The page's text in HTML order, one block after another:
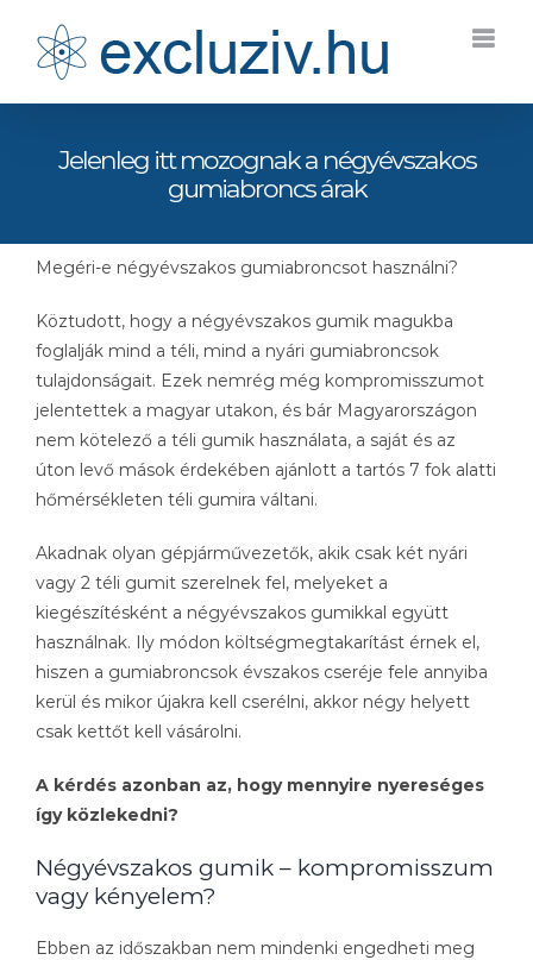
Jelenleg itt mozognak a négyévszakos
gumiabroncs árak
Megéri-e négyévszakos gumiabroncsot használni?
Köztudott, hogy a négyévszakos gumik magukba
foglalják mind a téli, mind a nyári gumiabroncsok
tulajdonságait. Ezek nemrég még kompromisszumot
jelentettek a magyar utakon, és bár Magyarországon
nem kötelező a téli gumik használata, a saját és az
úton levő mások érdekében ajánlott a tartós 7 fok alatti
hőmérsékleten téli gumira váltani.
Akadnak olyan gépjárművezetők, akik csak két nyári
vagy 2 téli gumit szerelnek fel, melyeket a
kiegészítésként a négyévszakos gumikkal együtt
használnak. Ily módon költségmegtakarítást érnek el,
hiszen a gumiabroncsok évszakos cseréje fele annyiba
kerül és mikor újakra kell cserélni, akkor négy helyett
csak kettőt kell vásárolni.
A kérdés azonban az, hogy mennyire nyereséges
így közlekedni?
Négyévszakos gumik – kompromisszum
vagy kényelem?
Ebben az időszakban nem mindenki engedheti meg